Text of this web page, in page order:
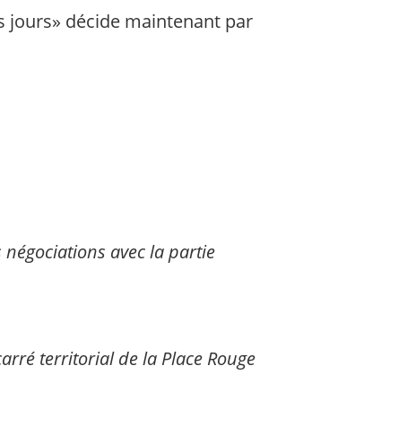
jours» décide maintenant par
avec la partie
territorial de la Place Rouge